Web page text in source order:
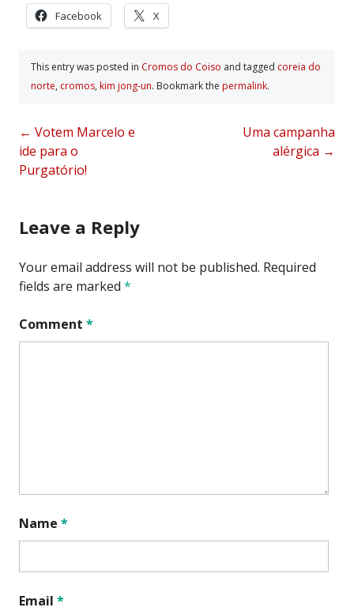
Facebook X
This entry was posted in Cromos do Coiso and tagged coreia do
norte, cromos, kim jong-un. Bookmark the permalink.
Post
navigation
← Votem Marcelo e
ide para o
Purgatório!
Uma campanha
alérgica →
Leave a Reply
Your email address will not be published. Required
fields are marked *
Comment *
Name *
Email *